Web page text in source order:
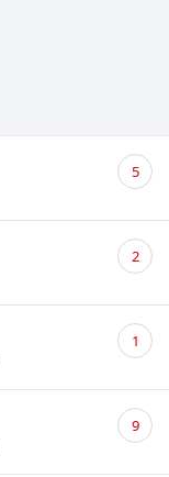
댓
글 5
댓
글 2
댓
글 1
댓
글 9